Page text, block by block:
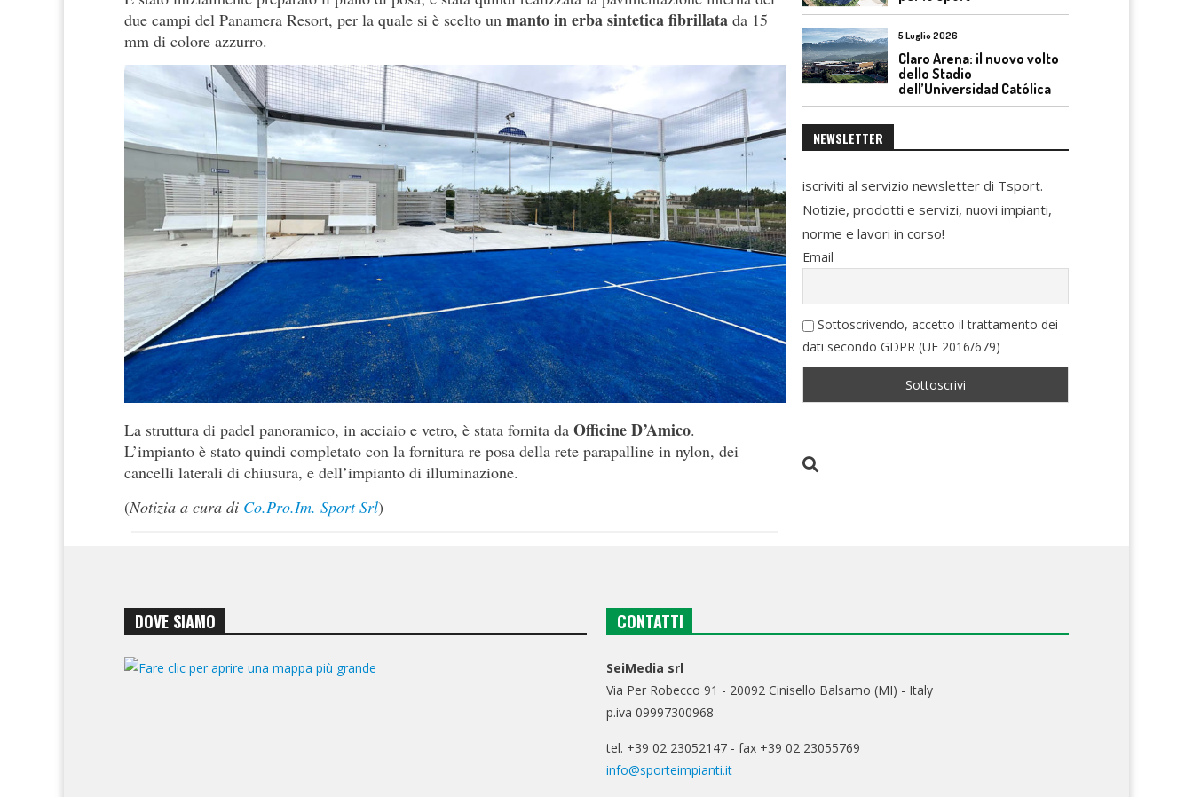
due campi del Panamera Resort, per la quale si è scelto un manto in erba sintetica fibrillata da 15
mm di colore azzurro.
La struttura di padel panoramico, in acciaio e vetro, è stata fornita da Officine D’Amico.
L’impianto è stato quindi completato con la fornitura re posa della rete parapalline in nylon, dei
cancelli laterali di chiusura, e dell’impianto di illuminazione.
(Notizia a cura di Co.Pro.Im. Sport Srl)
5 Luglio 2026
Claro Arena: il nuovo volto
dello Stadio
dell’Universidad Católica
NEWSLETTER
iscriviti al servizio newsletter di Tsport.
Notizie, prodotti e servizi, nuovi impianti,
norme e lavori in corso!
Email
Sottoscrivendo, accetto il trattamento dei
dati secondo GDPR (UE 2016/679)
DOVE SIAMO CONTATTI
SeiMedia srl
Via Per Robecco 91 - 20092 Cinisello Balsamo (MI) - Italy
p.iva 09997300968
tel. +39 02 23052147 - fax +39 02 23055769
info@sporteimpianti.it